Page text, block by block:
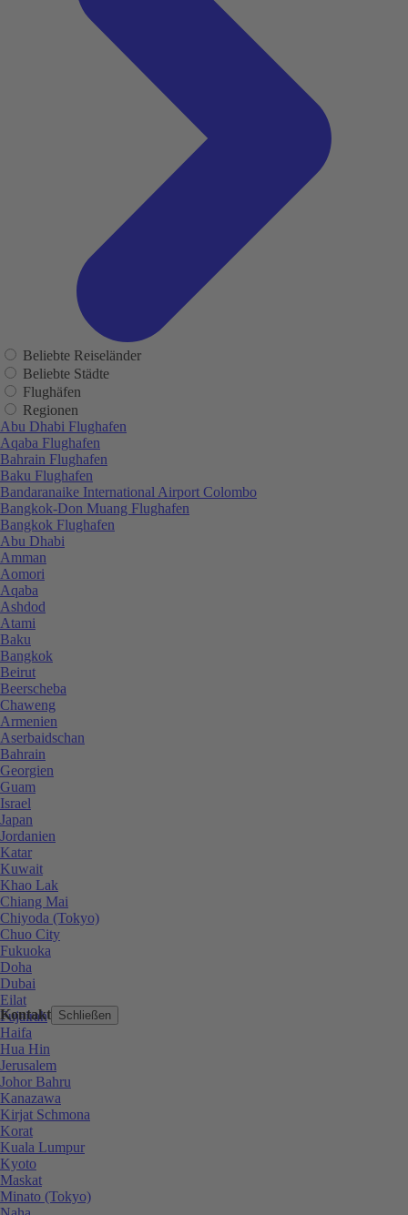
Kontakt Schließen
Beliebte Reiseländer
Beliebte Städte
Flughäfen
Regionen
Abu Dhabi Flughafen
Aqaba Flughafen
Bahrain Flughafen
Baku Flughafen
Bandaranaike International Airport Colombo
Bangkok-Don Muang Flughafen
Bangkok Flughafen
Abu Dhabi
Amman
Aomori
Aqaba
Ashdod
Atami
Baku
Bangkok
Beirut
Beerscheba
Chaweng
Armenien
Aserbaidschan
Bahrain
Georgien
Guam
Israel
Japan
Jordanien
Katar
Kuwait
Khao Lak
Chiang Mai
Chiyoda (Tokyo)
Chuo City
Fukuoka
Doha
Dubai
Eilat
Fujairah
Haifa
Hua Hin
Jerusalem
Johor Bahru
Kanazawa
Kirjat Schmona
Korat
Kuala Lumpur
Kyoto
Maskat
Minato (Tokyo)